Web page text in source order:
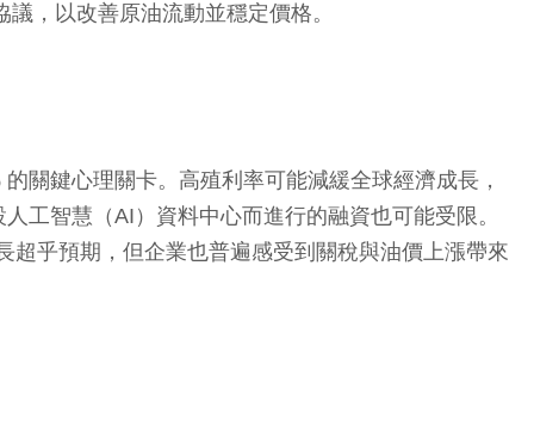
，以改善原油流動並穩定價格。
關鍵心理關卡。高殖利率可能減緩全球經濟成長，
工智慧（AI）資料中心而進行的融資也可能受限。
乎預期，但企業也普遍感受到關稅與油價上漲帶來